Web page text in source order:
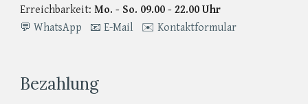
Erreichbarkeit:Mo. - So. 09.00 - 22.00 Uhr
💬 WhatsApp
📧 E-Mail ✉️ Kontaktformular
Bezahlung